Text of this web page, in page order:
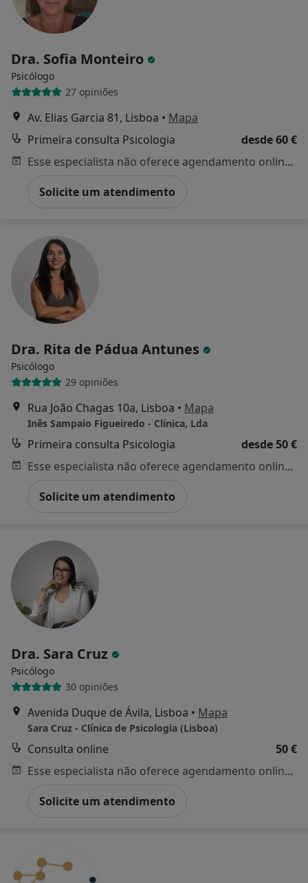
Dra. Sofia Monteiro
Psicólogo
27 opiniões
Av. Elias Garcia 81, Lisboa • Mapa
Primeira consulta Psicologia
desde 60 €
Esse especialista não oferece agendamento online para esse endereço.
Solicite um atendimento
Dra. Rita de Pádua Antunes
Psicólogo
29 opiniões
Rua João Chagas 10a, Lisboa • Mapa
Inês Sampaio Figueiredo - Clínica, Lda
Primeira consulta Psicologia
desde 50 €
Esse especialista não oferece agendamento online para esse endereço.
Solicite um atendimento
Dra. Sara Cruz
Psicólogo
30 opiniões
Avenida Duque de Ávila, Lisboa • Mapa
Sara Cruz - Clínica de Psicologia (Lisboa)
Consulta online
50 €
Esse especialista não oferece agendamento online para esse endereço.
Solicite um atendimento